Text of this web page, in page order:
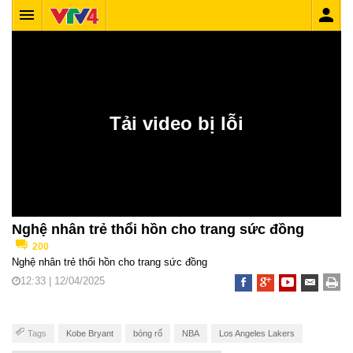
Nghệ nhân trẻ thổi hồn cho trang sức đồng
200
Nghệ nhân trẻ thổi hồn cho trang sức đồng
12:33 | 12/04/2025
Tags Kobe Bryant bóng rổ NBA Los Angeles Lakers